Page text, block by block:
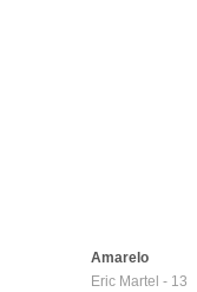
Amarelo
Eric Martel - 13